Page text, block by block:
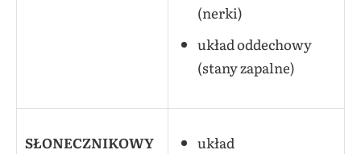
(nerki)
układ oddechowy
(stany zapalne)
SŁONECZNIKOWY
układ